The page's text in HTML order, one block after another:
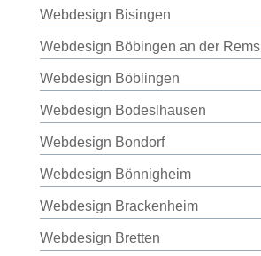
Webdesign Bisingen
Webdesign Böbingen an der Rems
Webdesign Böblingen
Webdesign Bodeslhausen
Webdesign Bondorf
Webdesign Bönnigheim
Webdesign Brackenheim
Webdesign Bretten